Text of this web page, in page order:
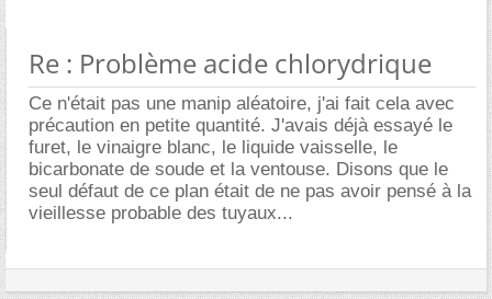
Re : Problème acide chlorydrique
Ce n'était pas une manip aléatoire, j'ai fait cela avec
précaution en petite quantité. J'avais déjà essayé le
furet, le vinaigre blanc, le liquide vaisselle, le
bicarbonate de soude et la ventouse. Disons que le
seul défaut de ce plan était de ne pas avoir pensé à la
vieillesse probable des tuyaux...